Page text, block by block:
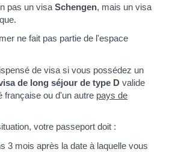
pas un visaSchengen, mais un visa
ne fait pas partie de l'espace
de visa si vous possédez un
de long séjour de type D valide
française ou d'un autre pays de
votre passeport doit :
3 mois après la date à laquelle vous